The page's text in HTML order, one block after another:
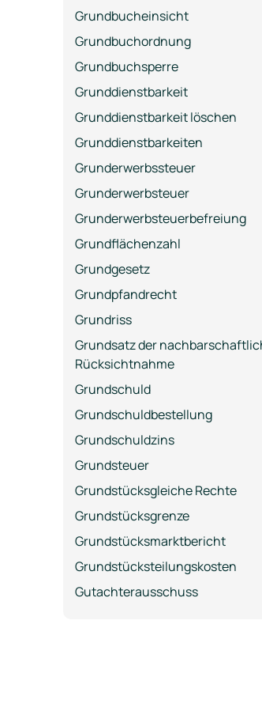
Grundbucheinsicht
Grundbuchordnung
Grundbuchsperre
Grunddienstbarkeit
Grunddienstbarkeit löschen
Grunddienstbarkeiten
Grunderwerbssteuer
Grunderwerbsteuer
Grunderwerbsteuerbefreiung
Grundflächenzahl
Grundgesetz
Grundpfandrecht
Grundriss
Grundsatz der
Rücksichtnahme
Grundschuld
Grundschuldbestellung
Grundschuldzins
Grundsteuer
Grundstücksgleiche Rechte
Grundstücksgrenze
Grundstücksmarktbericht
Grundstücksteilungskosten
Gutachterausschuss